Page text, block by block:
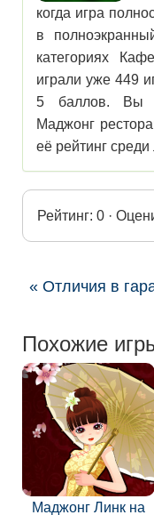
когда игра
в
категориях
играли уже 449
5 баллов. Вы
Маджонг
её рейтинг среди
Рейтинг: 0 ·
« Отличия в
Похожие
Маджонг Линк на